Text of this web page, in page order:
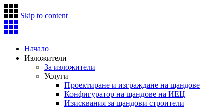
Skip to content
Начало
Изложители
За изложители
Услуги
Проектиране и изграждане на щандове
Конфигуратор на щандове на ИЕЦ
Изисквания за щандови строители